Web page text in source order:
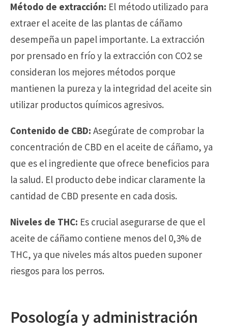
Método de extracción: El método utilizado para
extraer el aceite de las plantas de cáñamo
desempeña un papel importante. La extracción
por prensado en frío y la extracción con CO2 se
consideran los mejores métodos porque
mantienen la pureza y la integridad del aceite sin
utilizar productos químicos agresivos.
Contenido de CBD: Asegúrate de comprobar la
concentración de CBD en el aceite de cáñamo, ya
que es el ingrediente que ofrece beneficios para
la salud. El producto debe indicar claramente la
cantidad de CBD presente en cada dosis.
Niveles de THC: Es crucial asegurarse de que el
aceite de cáñamo contiene menos del 0,3% de
THC, ya que niveles más altos pueden suponer
riesgos para los perros.
Posología y administración